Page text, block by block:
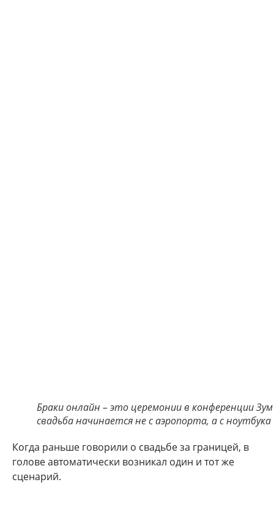
Браки онлайн – это церемонии в конференции Зум
свадьба начинается не с аэропорта, а с ноутбука
Когда раньше говорили о свадьбе за границей, в
голове автоматически возникал один и тот же
сценарий.